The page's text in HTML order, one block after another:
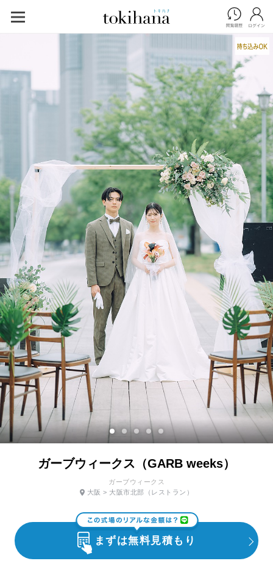
ガーブウィークス（GARB weeks）
ガーブウィークス
大阪 > 大阪市北部 （レストラン）
まずは無料見積もり